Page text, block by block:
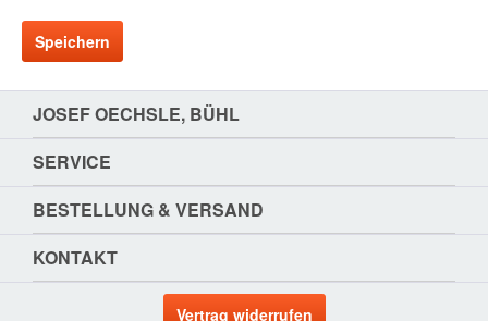
Speichern
JOSEF OECHSLE, BÜHL
SERVICE
BESTELLUNG & VERSAND
KONTAKT
Vertrag widerrufen